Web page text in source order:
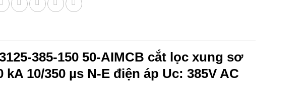
385-150 50-AIMCB cắt lọc xung sơ
10/350 µs N-E điện áp Uc: 385V AC